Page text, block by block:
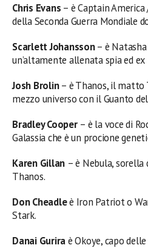
Chris Evans – è Captain
della Seconda Guerra Mondiale
Scarlett Johansson– è
un’altamente allenata spia ed ex
Josh Brolin– è Thanos, il matto
mezzo universo con il Guanto
Bradley Cooper – è la voce di
Galassia che è un procione
Karen Gillan – è Nebula, sorella
Thanos.
Don Cheadleè Iron Patriot o
Stark.
Danai Guriraè Okoye, capo